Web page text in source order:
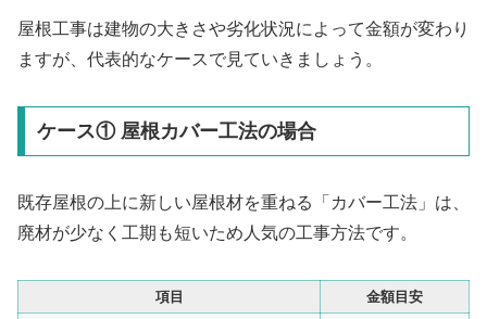
屋根工事は建物の大きさや劣化状況によって金額が変わり
ますが、代表的なケースで見ていきましょう。
ケース① 屋根カバー工法の場合
既存屋根の上に新しい屋根材を重ねる「カバー工法」は、
廃材が少なく工期も短いため人気の工事方法です。
項目
金額目安